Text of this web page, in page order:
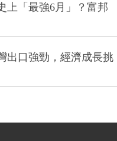
上「最強6月」？富邦
出口強勁，經濟成長挑